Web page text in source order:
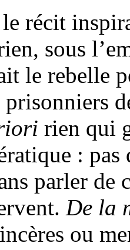
récit
sous
le rebelle
prisonniers
rien qui
:
parler de
De la
ou